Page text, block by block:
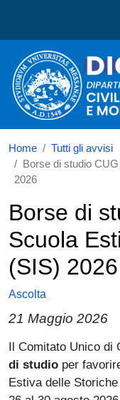
Home
Tutti gli avvisi
Borse di studio
2026
Borse di
Scuola
(SIS) 2026
Ascolta
21 Maggio 2026
Paragrafo
Il Comitato Unico di
di studio per
Estiva delle